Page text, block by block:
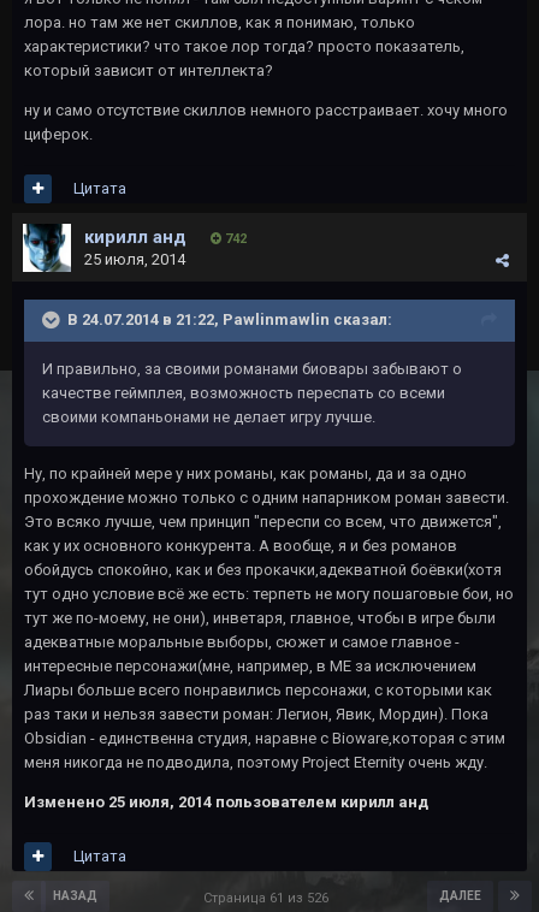
лора. но там же нет скиллов, как я понимаю, только
характеристики? что такое лор тогда? просто показатель,
который зависит от интеллекта?
ну и само отсутствие скиллов немного расстраивает. хочу много
циферок.
Цитата
кирилл анд 742
25 июля, 2014
В 24.07.2014 в 21:22, Pawlinmawlin сказал:
И правильно, за своими романами биовары забывают о
качестве геймплея, возможность переспать со всеми
своими компаньонами не делает игру лучше.
Ну, по крайней мере у них романы, как романы, да и за одно
прохождение можно только с одним напарником роман завести.
Это всяко лучше, чем принцип "переспи со всем, что движется",
как у их основного конкурента. А вообще, я и без романов
обойдусь спокойно, как и без прокачки,адекватной боёвки(хотя
тут одно условие всё же есть: терпеть не могу пошаговые бои, но
тут же по-моему, не они), инветаря, главное, чтобы в игре были
адекватные моральные выборы, сюжет и самое главное -
интересные персонажи(мне, например, в ME за исключением
Лиары больше всего понравились персонажи, с которыми как
раз таки и нельзя завести роман: Легион, Явик, Мордин). Пока
Obsidian - единственна студия, наравне с Bioware,которая с этим
меня никогда не подводила, поэтому Project Eternity очень жду.
Изменено 25 июля, 2014 пользователем кирилл анд
Цитата
НАЗАД ДАЛЕЕ
Страница 61 из 526